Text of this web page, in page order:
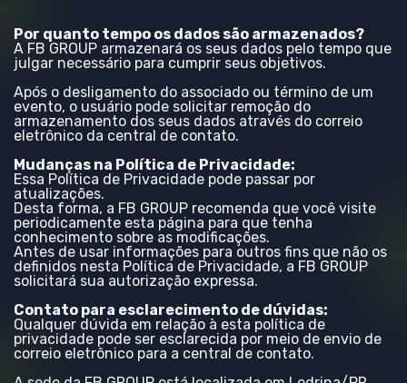
Por quanto tempo os dados são armazenados?
A FB GROUP armazenará os seus dados pelo tempo que
julgar necessário para cumprir seus objetivos.
Após o desligamento do associado ou término de um
evento, o usuário pode solicitar remoção do
armazenamento dos seus dados através do correio
eletrônico da central de contato.
Mudanças na Política de Privacidade:
Essa Política de Privacidade pode passar por
atualizações.
Desta forma, a FB GROUP recomenda que você visite
periodicamente esta página para que tenha
conhecimento sobre as modificações.
Antes de usar informações para outros fins que não os
definidos nesta Política de Privacidade, a FB GROUP
solicitará sua autorização expressa.
Contato para esclarecimento de dúvidas:
Qualquer dúvida em relação à esta política de
privacidade pode ser esclarecida por meio de envio de
correio eletrônico para a central de contato.